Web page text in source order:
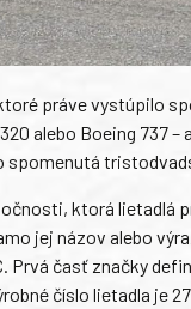
práve vystúpilo
alebo Boeing 737
spomenutá
ktorá lietadlá
jej názov alebo
Prvá časť značky
číslo lietadla je